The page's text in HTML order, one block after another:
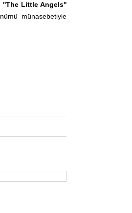
''The Little Angels''
münasebetiyle